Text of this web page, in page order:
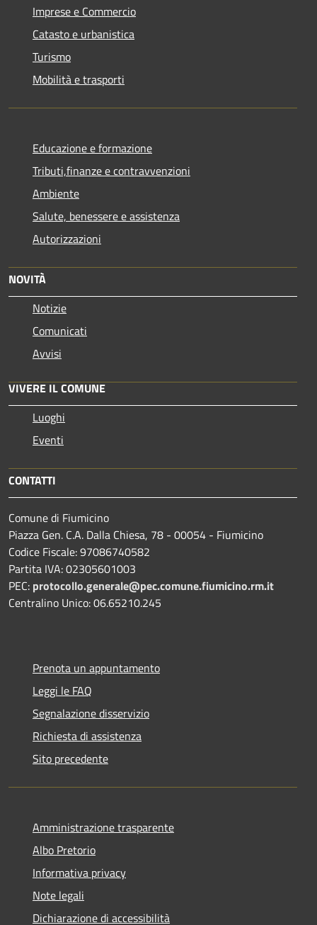
Imprese e Commercio
Catasto e urbanistica
Turismo
Mobilità e trasporti
Educazione e formazione
Tributi,finanze e contravvenzioni
Ambiente
Salute, benessere e assistenza
Autorizzazioni
NOVITÀ
Notizie
Comunicati
Avvisi
VIVERE IL COMUNE
Luoghi
Eventi
CONTATTI
Comune di Fiumicino
Piazza Gen. C.A. Dalla Chiesa, 78 - 00054 - Fiumicino
Codice Fiscale: 97086740582
Partita IVA: 02305601003
PEC: protocollo.generale@pec.comune.fiumicino.rm.it
Centralino Unico: 06.65210.245
Prenota un appuntamento
Leggi le FAQ
Segnalazione disservizio
Richiesta di assistenza
Sito precedente
Amministrazione trasparente
Albo Pretorio
Informativa privacy
Note legali
Dichiarazione di accessibilità